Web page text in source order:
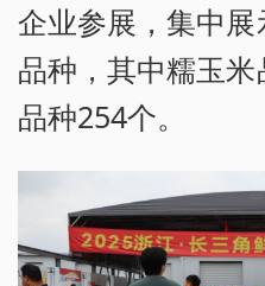
企业参展，集中
品种，其中糯玉
品种254个。